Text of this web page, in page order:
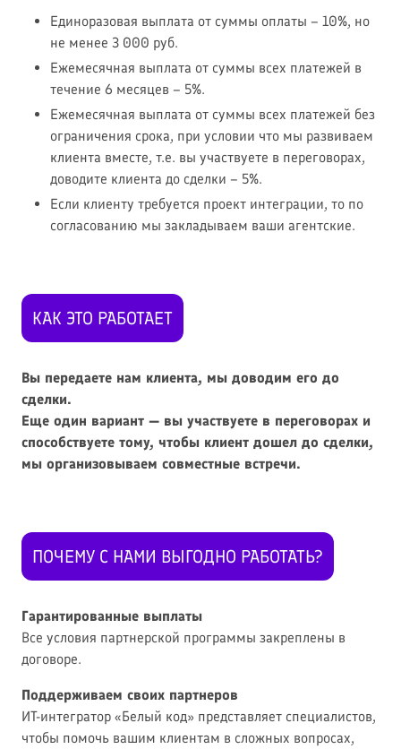
Единоразовая выплата от суммы оплаты – 10%, но
не менее 3 000 руб.
Ежемесячная выплата от суммы всех платежей в
течение 6 месяцев – 5%.
Ежемесячная выплата от суммы всех платежей без
ограничения срока, при условии что мы развиваем
клиента вместе, т.е. вы участвуете в переговорах,
доводите клиента до сделки – 5%.
Если клиенту требуется проект интеграции, то по
согласованию мы закладываем ваши агентские.
КАК ЭТО РАБОТАЕТ
Вы передаете нам клиента, мы доводим его до
сделки.
Еще один вариант — вы участвуете в переговорах и
способствуете тому, чтобы клиент дошел до сделки,
мы организовываем совместные встречи.
ПОЧЕМУ С НАМИ ВЫГОДНО РАБОТАТЬ?
Гарантированные выплаты
Все условия партнерской программы закреплены в
договоре.
Поддерживаем своих партнеров
ИТ-интегратор «Белый код» представляет специалистов,
чтобы помочь вашим клиентам в сложных вопросах,